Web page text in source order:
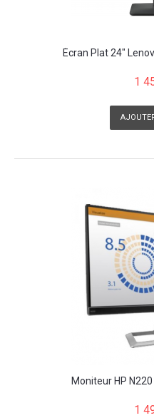
Écran Plat 24"
1
Moniteur HP
1